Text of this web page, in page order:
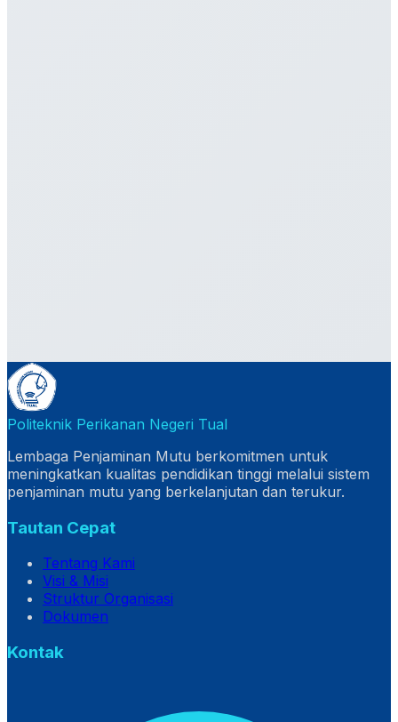
Politeknik Perikanan Negeri Tual
Lembaga Penjaminan Mutu berkomitmen untuk
meningkatkan kualitas pendidikan tinggi melalui sistem
penjaminan mutu yang berkelanjutan dan terukur.
Tautan Cepat
Tentang Kami
Visi & Misi
Struktur Organisasi
Dokumen
Kontak